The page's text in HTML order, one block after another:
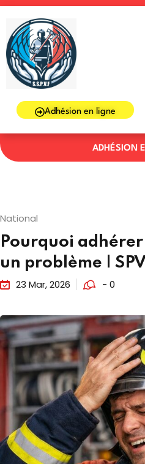
Adhésion en ligne
ADHÉSION
National
Pourquoi adhérer
un problème |
23 Mar, 2026 - 0
Remember me